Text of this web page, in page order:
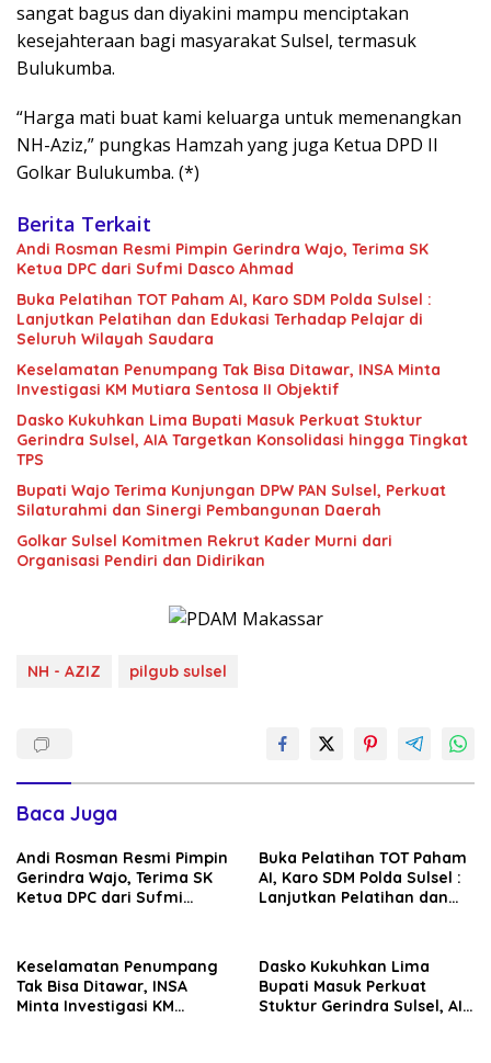
sangat bagus dan diyakini mampu menciptakan
kesejahteraan bagi masyarakat Sulsel, termasuk
Bulukumba.
“Harga mati buat kami keluarga untuk memenangkan
NH-Aziz,” pungkas Hamzah yang juga Ketua DPD II
Golkar Bulukumba. (*)
Berita Terkait
Andi Rosman Resmi Pimpin Gerindra Wajo, Terima SK
Ketua DPC dari Sufmi Dasco Ahmad
Buka Pelatihan TOT Paham AI, Karo SDM Polda Sulsel :
Lanjutkan Pelatihan dan Edukasi Terhadap Pelajar di
Seluruh Wilayah Saudara
Keselamatan Penumpang Tak Bisa Ditawar, INSA Minta
Investigasi KM Mutiara Sentosa II Objektif
Dasko Kukuhkan Lima Bupati Masuk Perkuat Stuktur
Gerindra Sulsel, AIA Targetkan Konsolidasi hingga Tingkat
TPS
Bupati Wajo Terima Kunjungan DPW PAN Sulsel, Perkuat
Silaturahmi dan Sinergi Pembangunan Daerah
Golkar Sulsel Komitmen Rekrut Kader Murni dari
Organisasi Pendiri dan Didirikan
NH - AZIZ pilgub sulsel
Baca Juga
Andi Rosman Resmi Pimpin
Gerindra Wajo, Terima SK
Ketua DPC dari Sufmi
Buka Pelatihan TOT Paham
AI, Karo SDM Polda Sulsel :
Lanjutkan Pelatihan dan
Keselamatan Penumpang
Tak Bisa Ditawar, INSA
Minta Investigasi KM
Dasko Kukuhkan Lima
Bupati Masuk Perkuat
Stuktur Gerindra Sulsel, AIA